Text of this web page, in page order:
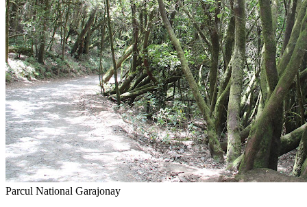
frunzulita cu noi, am fost avertizati ca unele specii sunt otravitoare.
Laura m-a grabit spre masina, cu gandul sa nu plece fara noi. Am
ajuns (oarecum) la timp dar… lipseau inca doua persoane. I-am
asteptat ce i-am asteptat, apoi ghidul a plecat sa-i caute, si i-a gasit in
sfarsit, rataciti in padure, dupa inca vreo jumatate de ora (pacat ca
am petrecut-o in masina si nu in parc).
Am mai facut o ultima oprire langa niste stanci foarte spectaculoase,
ramasitele unor vechi conuri vulcanice. La fel ca si Tenerife, La
Gomera este o insula vulcanica. Aici insa, muntii nu mai arunca lava
de multe mii de ani. In timp, peretii craterelor s-au erodat, iar lava
intarita din interior, mult mai dura, a ramas sub forma unor bolovani
imensi, cu un echilibru incert. Desi stancile pare aproape verticale,
varfurile lor erau locurile preferate de bastinasii guanches pentru
ceremonii religioase.